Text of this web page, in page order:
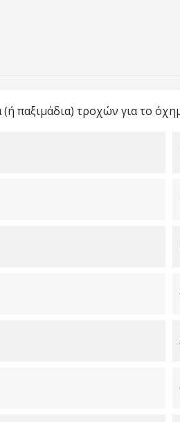
παξιμάδια) τροχών για το